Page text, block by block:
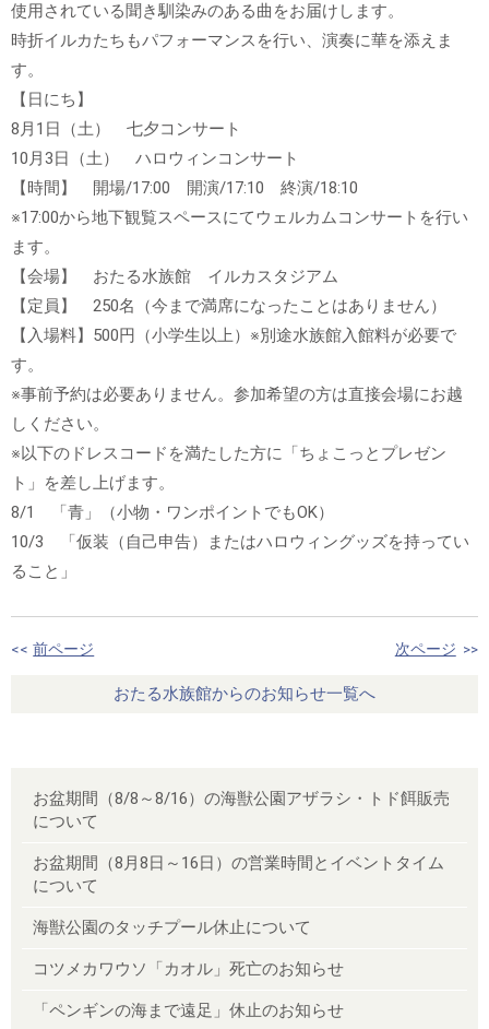
使用されている聞き馴染みのある曲をお届けします。
時折イルカたちもパフォーマンスを行い、演奏に華を添えま
す。
【日にち】
8月1日（土） 七夕コンサート
10月3日（土） ハロウィンコンサート
【時間】 開場/17:00 開演/17:10 終演/18:10
※17:00から地下観覧スペースにてウェルカムコンサートを行い
ます。
【会場】 おたる水族館 イルカスタジアム
【定員】 250名（今まで満席になったことはありません）
【入場料】500円（小学生以上）※別途水族館入館料が必要で
す。
※事前予約は必要ありません。参加希望の方は直接会場にお越
しください。
※以下のドレスコードを満たした方に「ちょこっとプレゼン
ト」を差し上げます。
8/1 「青」（小物・ワンポイントでもOK）
10/3 「仮装（自己申告）またはハロウィングッズを持ってい
ること」
<< 前ページ 次ページ >>
おたる水族館からのお知らせ一覧へ
お盆期間（8/8～8/16）の海獣公園アザラシ・トド餌販売
について
お盆期間（8月8日～16日）の営業時間とイベントタイム
について
海獣公園のタッチプール休止について
コツメカワウソ「カオル」死亡のお知らせ
「ペンギンの海まで遠足」休止のお知らせ